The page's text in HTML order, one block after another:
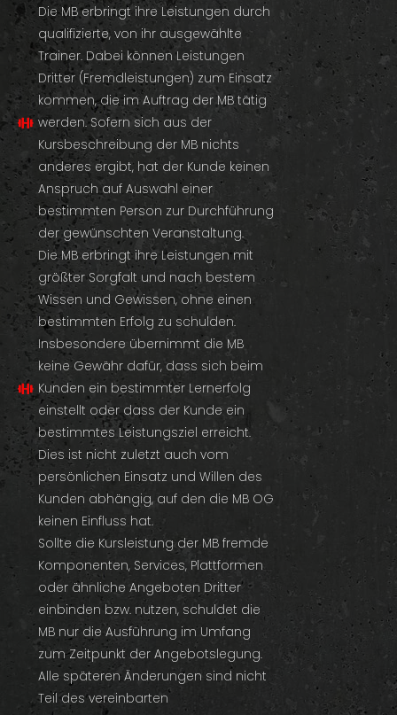
Die MB erbringt ihre Leistungen durch
qualifizierte, von ihr ausgewählte
Trainer. Dabei können Leistungen
Dritter (Fremdleistungen) zum Einsatz
kommen, die im Auftrag der MB tätig
werden. Sofern sich aus der
Kursbeschreibung der MB nichts
anderes ergibt, hat der Kunde keinen
Anspruch auf Auswahl einer
bestimmten Person zur Durchführung
der gewünschten Veranstaltung.
Die MB erbringt ihre Leistungen mit
größter Sorgfalt und nach bestem
Wissen und Gewissen, ohne einen
bestimmten Erfolg zu schulden.
Insbesondere übernimmt die MB
keine Gewähr dafür, dass sich beim
Kunden ein bestimmter Lernerfolg
einstellt oder dass der Kunde ein
bestimmtes Leistungsziel erreicht.
Dies ist nicht zuletzt auch vom
persönlichen Einsatz und Willen des
Kunden abhängig, auf den die MB OG
keinen Einfluss hat.
Sollte die Kursleistung der MB fremde
Komponenten, Services, Plattformen
oder ähnliche Angeboten Dritter
einbinden bzw. nutzen, schuldet die
MB nur die Ausführung im Umfang
zum Zeitpunkt der Angebotslegung.
Alle späteren Änderungen sind nicht
Teil des vereinbarten